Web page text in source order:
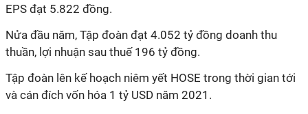
EPS đạt 5.822 đồng.
Nửa đầu năm, Tập đoàn đạt 4.052 tỷ đồng doanh thu
thuần, lợi nhuận sau thuế 196 tỷ đồng.
Tập đoàn lên kế hoạch niêm yết HOSE trong thời gian tới
và cán đích vốn hóa 1 tỷ USD năm 2021.